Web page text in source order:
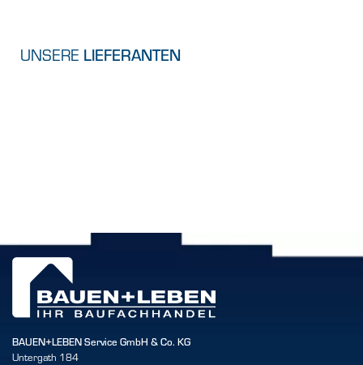
UNSERE LIEFERANTEN
BAUEN+LEBEN Service GmbH & Co. KG
Untergath 184